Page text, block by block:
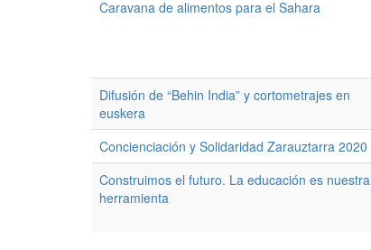
Caravana de alimentos para el Sahara
Difusión de “Behin India” y cortometrajes en
euskera
Concienciación y Solidaridad Zarauztarra 2020
Construimos el futuro. La educación es nuestra
herramienta